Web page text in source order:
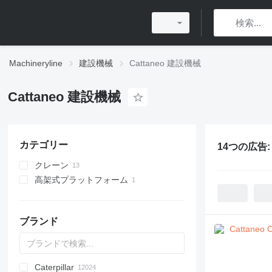
Machineryline 建設機械 Cattaneo 建設機械
Cattaneo 建設機械
カテゴリー
クレーン
自立式タワークレーン
高架式プラットフォーム
ブランド
Titan
AL
SP
AX
X-Series
AFW
HD
FlexiROC
1304
400 - series
BC
BG
BB
TW
553
GSH
Leonardo
AHK
K-series
CK
3.5
B-series
450
Caterpillar
14つの広告: